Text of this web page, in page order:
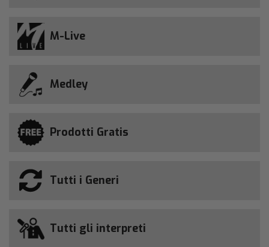
M-Live
Medley
Prodotti Gratis
Tutti i Generi
Tutti gli interpreti